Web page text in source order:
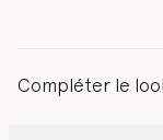
Compléter le